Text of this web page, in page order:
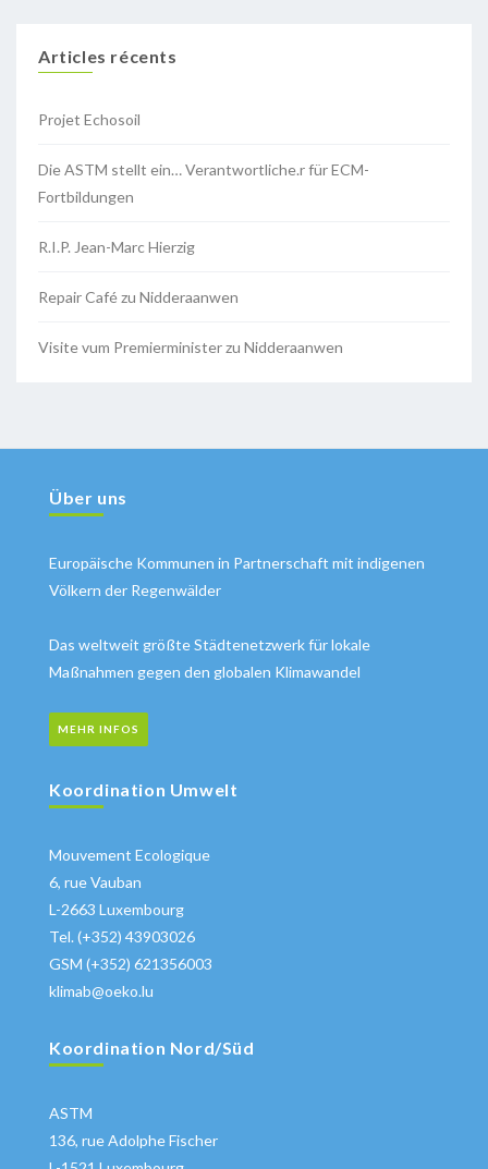
Articles récents
Projet Echosoil
Die ASTM stellt ein… Verantwortliche.r für ECM-
Fortbildungen
R.I.P. Jean-Marc Hierzig
Repair Café zu Nidderaanwen
Visite vum Premierminister zu Nidderaanwen
Über uns
Europäische Kommunen in Partnerschaft mit indigenen
Völkern der Regenwälder
Das weltweit größte Städtenetzwerk für lokale
Maßnahmen gegen den globalen Klimawandel
MEHR INFOS
Koordination Umwelt
Mouvement Ecologique
6, rue Vauban
L-2663 Luxembourg
Tel. (+352) 43903026
GSM (+352) 621356003
klimab@oeko.lu
Koordination Nord/Süd
ASTM
136, rue Adolphe Fischer